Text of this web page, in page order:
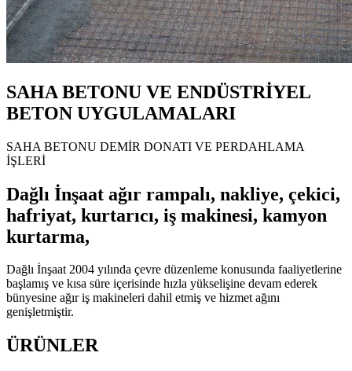
SAHA BETONU VE ENDÜSTRİYEL
BETON UYGULAMALARI
SAHA BETONU DEMİR DONATI VE PERDAHLAMA
İŞLERİ
Dağlı İnşaat ağır rampalı, nakliye, çekici,
hafriyat, kurtarıcı, iş makinesi, kamyon
kurtarma,
Dağlı İnşaat 2004 yılında çevre düzenleme konusunda faaliyetlerine
başlamış ve kısa süre içerisinde hızla yükselişine devam ederek
bünyesine ağır iş makineleri dahil etmiş ve hizmet ağını
genişletmiştir.
ÜRÜNLER